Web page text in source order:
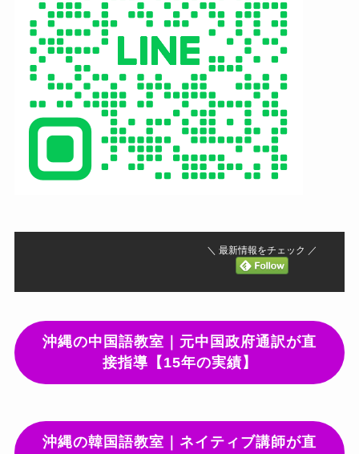
＼ 最新情報をチェック ／
沖縄の中国語教室｜元中国政府通訳が直
接指導【15年の実績】
沖縄の韓国語教室｜ネイティブ講師が直